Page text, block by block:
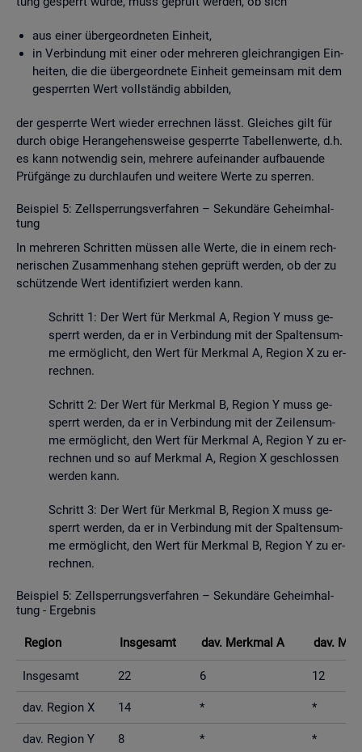
aus einer über­ge­ord­ne­ten Ein­heit,
in Ver­bin­dung mit einer oder meh­re­ren gleich­ran­gi­gen Ein­
hei­ten, die die über­ge­ord­ne­te Ein­heit ge­mein­sam mit dem
ge­sperr­ten Wert voll­stän­dig ab­bil­den,
der ge­sperr­te Wert wie­der er­rech­nen lässt. Glei­ches gilt für
durch obige Her­an­ge­hens­wei­se ge­sperr­te Ta­bel­len­wer­te, d.h.
es kann not­wen­dig sein, meh­re­re auf­ein­an­der auf­bau­en­de
Prüf­gän­ge zu durch­lau­fen und wei­te­re Werte zu sper­ren.
Bei­spiel 5: Zell­sper­rungs­ver­fah­ren – Se­kun­dä­re Ge­heim­hal­
tung
In meh­re­ren Schrit­ten müs­sen alle Werte, die in einem rech­
ne­ri­schen Zu­sam­men­hang ste­hen ge­prüft wer­den, ob der zu
schüt­zen­de Wert iden­ti­fi­ziert wer­den kann.
Schritt 1: Der Wert für Merk­mal A, Re­gi­on Y muss ge­
sperrt wer­den, da er in Ver­bin­dung mit der Spal­ten­sum­
me er­mög­licht, den Wert für Merk­mal A, Re­gi­on X zu er­
rech­nen.
Schritt 2: Der Wert für Merk­mal B, Re­gi­on Y muss ge­
sperrt wer­den, da er in Ver­bin­dung mit der Zei­len­sum­
me er­mög­licht, den Wert für Merk­mal A, Re­gi­on Y zu er­
rech­nen und so auf Merk­mal A, Re­gi­on X ge­schlos­sen
wer­den kann.
Schritt 3: Der Wert für Merk­mal B, Re­gi­on X muss ge­
sperrt wer­den, da er in Ver­bin­dung mit der Spal­ten­sum­
me er­mög­licht, den Wert für Merk­mal B, Re­gi­on Y zu er­
rech­nen.
Bei­spiel 5: Zell­sper­rungs­ver­fah­ren – Se­kun­dä­re Ge­heim­hal­
tung - Er­geb­nis
Re­gi­on Ins­ge­samt dav. Merk­mal A dav.
Ins­ge­samt 22 6 12
dav. Re­gi­on X 14 * *
dav. Re­gi­on Y 8 * *